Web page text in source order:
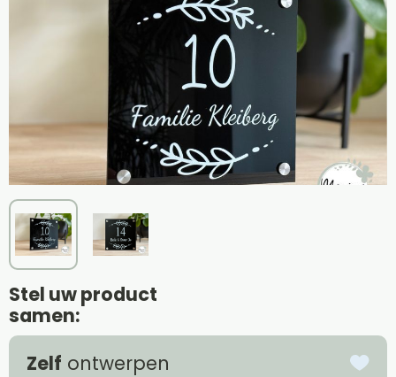
Stel uw product
samen:
Zelf ontwerpen